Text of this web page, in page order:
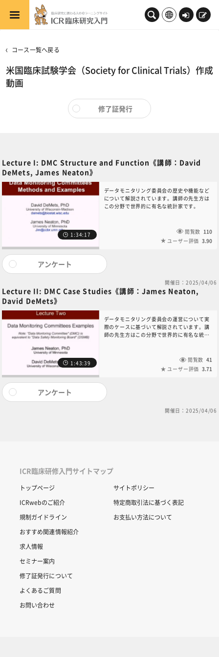
メインコンテンツへスキップする
ロ
新
コース一覧へ戻る
米国臨床試験学会（Society for Clinical Trials）作成
動画
修了証発行
Lecture I: DMC Structure and Function《講師：David
DeMets, James Neaton》
1:34:17
データモニタリング委員会の歴史や機能など
について解説されています。講師の先生方は
この分野で世界的に有名な統計家です。
閲覧数 110
ユーザー評価 3.90
アンケート
開催日：2025/04/06
Lecture II: DMC Case Studies《講師：James Neaton,
David DeMets》
1:43:39
データモニタリング委員会の運営について実
際のケースに基づいて解説されています。講
師の先生方はこの分野で世界的に有名な統計
閲覧数 41
ユーザー評価 3.71
アンケート
開催日：2025/04/06
ICR臨床研修入門サイトマップ
トップページ
ICRwebのご紹介
規制ガイドライン
おすすめ関連情報紹介
求人情報
セミナー案内
修了証発行について
よくあるご質問
お問い合わせ
サイトポリシー
特定商取引法に基づく表記
お支払い方法について